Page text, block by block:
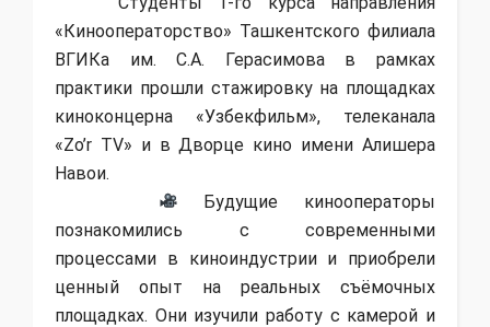
«Кинооператорство» Ташкентского филиала
ВГИКа им. С.А. Герасимова в рамках
практики прошли стажировку на площадках
киноконцерна «Узбекфильм», телеканала
«Zo’r TV» и в Дворце кино имени Алишера
Навои.
Будущие кинооператоры
познакомились с современными
процессами в киноиндустрии и приобрели
ценный опыт на реальных съёмочных
площадках. Они изучили работу с камерой и